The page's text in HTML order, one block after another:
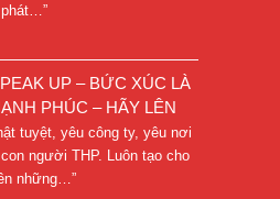
”
UP – BỨC XÚC LÀ
PHÚC – HÃY LÊN
tuyệt, yêu công ty, yêu nơi
người THP. Luôn tạo cho
những… ”